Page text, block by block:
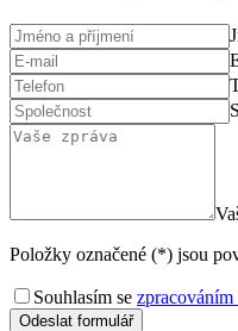
Položky označené (*) jsou
Souhlasím se zpracováním
Odeslat formulář